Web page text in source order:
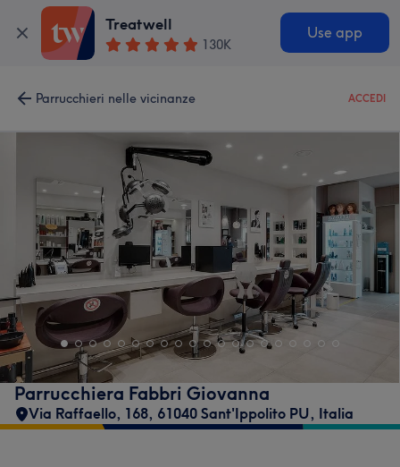
Treatwell
130K
Use app
Parrucchieri nelle vicinanze ACCEDI
Parrucchiera Fabbri Giovanna
Via Raffaello, 168, 61040 Sant'Ippolito PU, Italia